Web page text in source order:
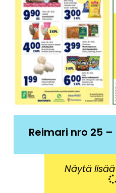
Reimari nro 25 –
Näytä